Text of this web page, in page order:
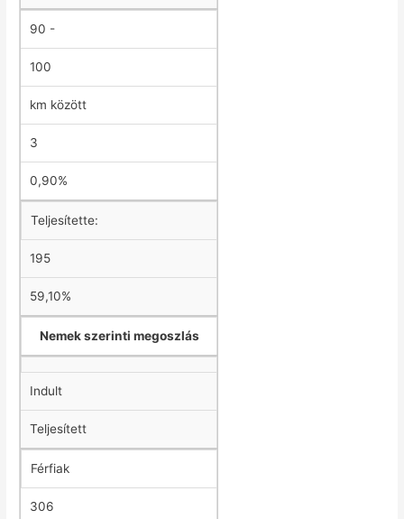
90 -
100
km között
3
0,90%
Teljesítette:
195
59,10%
Nemek szerinti megoszlás
Indult
Teljesített
Férfiak
306